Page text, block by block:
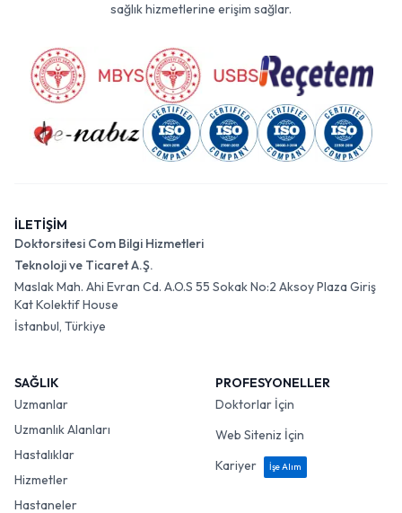
sağlık hizmetlerine erişim sağlar.
İLETİŞİM
Doktorsitesi Com Bilgi Hizmetleri
Teknoloji ve Ticaret A.Ş.
Maslak Mah. Ahi Evran Cd. A.O.S 55 Sokak No:2 Aksoy Plaza Giriş
Kat Kolektif House
İstanbul, Türkiye
SAĞLIK
Uzmanlar
Uzmanlık Alanları
Hastalıklar
Hizmetler
Hastaneler
PROFESYONELLER
Doktorlar İçin
Web Siteniz İçin
Kariyer
İşe Alım